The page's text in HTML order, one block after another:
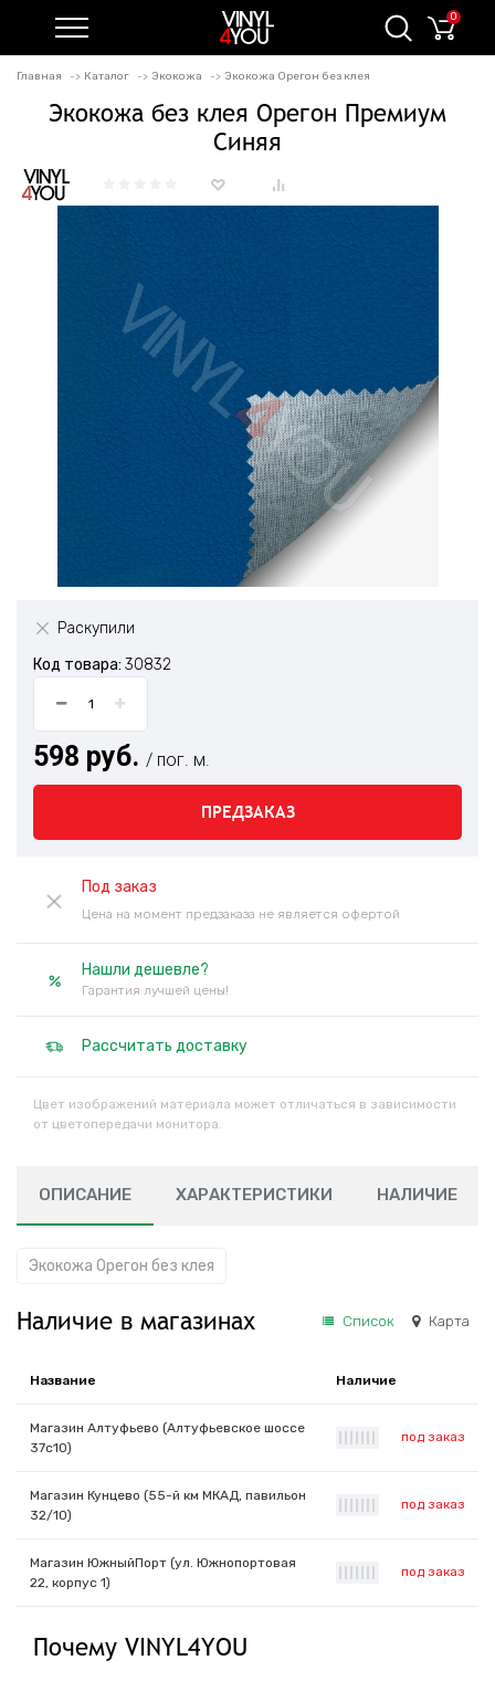
0
Главная Каталог Экокожа Экокожа Орегон без клея
Экокожа без клея Орегон Премиум
Синяя
Раскупили
Код товара: 30832
598 руб. / пог. м.
ПРЕДЗАКАЗ
Под заказ
Цена на момент предзаказа не является офертой
Нашли дешевле?
Гарантия лучшей цены!
Рассчитать доставку
Цвет изображений материала может отличаться в зависимости
от цветопередачи монитора.
ОПИСАНИЕ ХАРАКТЕРИСТИКИ НАЛИЧИЕ
Экокожа Орегон без клея
Наличие в магазинах Список Карта
Название Наличие
Магазин Алтуфьево (Алтуфьевское шоссе
37с10)
под заказ
Магазин Кунцево (55-й км МКАД, павильон
32/10)
под заказ
Магазин ЮжныйПорт (ул. Южнопортовая
22, корпус 1)
под заказ
Почему VINYL4YOU